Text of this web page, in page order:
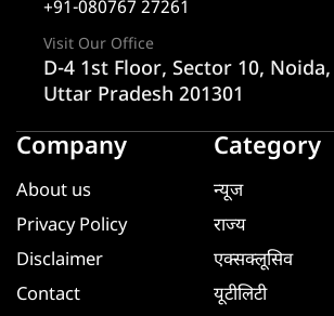
+91-080767 27261
Visit Our Office
D-4 1st Floor, Sector 10, Noida,
Uttar Pradesh 201301
Company
About us
Privacy Policy
Disclaimer
Contact
Category
न्यूज
राज्य
एक्सक्लूसिव
यूटीलिटी